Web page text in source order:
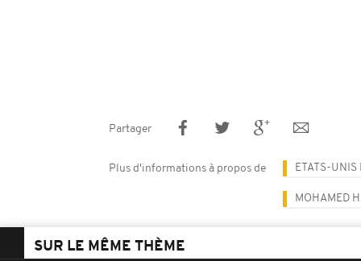
Partager
Plus d'informations à propos de ETATS-UNIS
MOHAMED
SUR LE MÊME THÈME